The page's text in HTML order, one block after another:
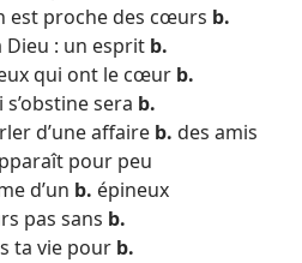
est proche des cœurs b.
Dieu : un esprit b.
qui ont le cœur b.
sera b.
d’une affaire b. des amis
pour peu
d’un b. épineux
pas sans b.
ta vie pour b.